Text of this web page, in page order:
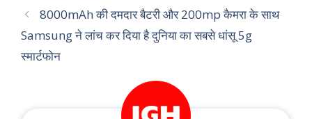
8000mAh की दमदार बैटरी और 200mp कैमरा के साथ
Samsung ने लांच कर दिया है दुनिया का सबसे धांसू 5g
स्मार्टफोन